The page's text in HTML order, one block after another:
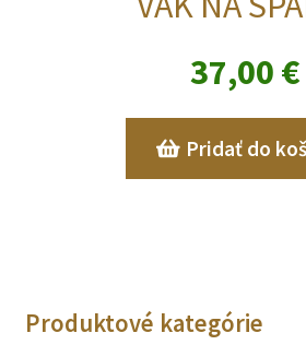
37,00 €
Pridať do
Produktové kategórie